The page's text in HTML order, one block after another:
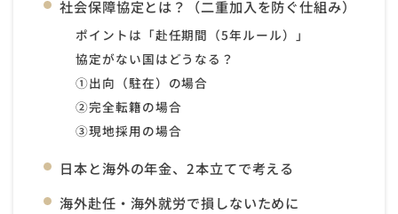
社会保障協定とは？（二重加入を防ぐ仕組み）
ポイントは「赴任期間（5年ルール）」
協定がない国はどうなる？
①出向（駐在）の場合
②完全転籍の場合
③現地採用の場合
日本と海外の年金、2本立てで考える
海外赴任・海外就労で損しないために